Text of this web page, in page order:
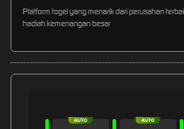
Platform togel yang menarik dari perusahan
hadiah kemenangan besar